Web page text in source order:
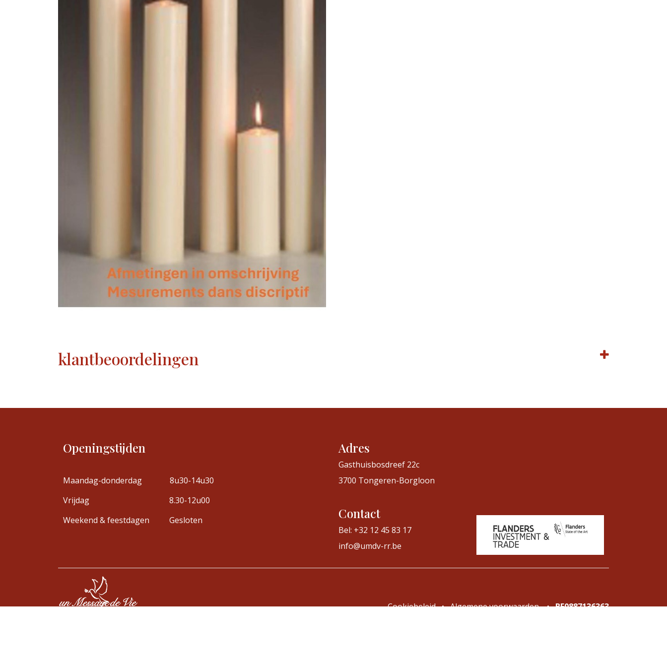
klantbeoordelingen
Openingstijden
Maandag-donderdag
8u30-14u30
Vrijdag
8.30-12u00
Weekend & feestdagen
Gesloten
Adres
Gasthuisbosdreef 22c
3700 Tongeren-Borgloon
Contact
Bel: +32 12 45 83 17
info@umdv-rr.be
Cookiebeleid • Algemene voorwaarden • BE0887136363